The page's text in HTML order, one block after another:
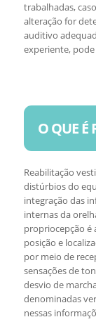
trabalhadas,
alteração for
auditivo
experiente,
O QUE É
Reabilitação
distúrbios do
integração das
internas da
propriocepção é
posição e
por meio de
sensações de
desvio de
denominadas
nessas